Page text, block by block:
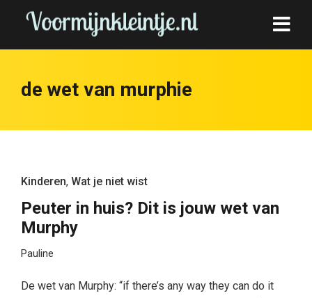
de wet van murphie
Kinderen, Wat je niet wist
Peuter in huis? Dit is jouw wet van
Murphy
Pauline
De wet van Murphy: “if there’s any way they can do it